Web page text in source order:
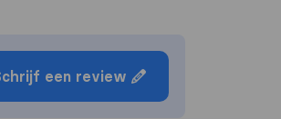
een review